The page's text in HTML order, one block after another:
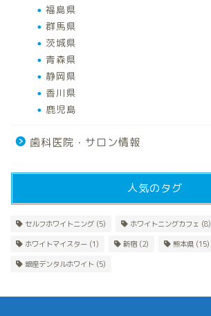
福島県
群馬県
茨城県
青森県
静岡県
香川県
鹿児島
歯科医院・サロン情報
人気のタグ
セルフホワイトニング (5) ホワイトニングカフェ (8)
ホワイトマイスター (1) 新宿(2) 熊本県 (15)
銀座デンタルホワイト (5)